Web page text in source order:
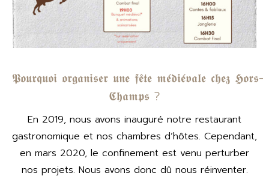
𝕻𝖔𝖚𝖗𝖖𝖚𝖔𝖎 𝖔𝖗𝖌𝖆𝖓𝖎𝖘𝖊𝖗 𝖚𝖓𝖊 𝖋𝖊̂𝖙𝖊 𝖒𝖊́𝖉𝖎𝖊́𝖛𝖆𝖑𝖊 𝖈𝖍𝖊𝖟 𝕳𝖔𝖗𝖘-
𝕮𝖍𝖆𝖒𝖕𝖘 ?
En 2019, nous avons inauguré notre restaurant
gastronomique et nos chambres d’hôtes. Cependant,
en mars 2020, le confinement est venu perturber
nos projets. Nous avons donc dû nous réinventer.